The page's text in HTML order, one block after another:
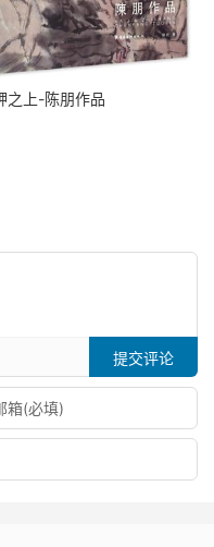
之上-陈朋作品
提交评论